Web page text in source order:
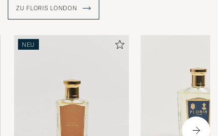
exzellente Arbeit der Vergangenheit fort, den frühere
Generationen eingeschlagen haben.
ZU FLORIS LONDON
NEU